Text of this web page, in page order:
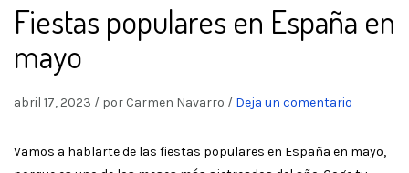
Fiestas populares en España en
mayo
abril 17, 2023 / por Carmen Navarro / Deja un comentario
Vamos a hablarte de las fiestas populares en España en mayo,